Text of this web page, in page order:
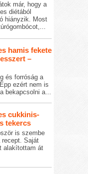
már, hogy a
diétából
hiányzik. Most
hamis fekete
–
és forróság a
ezért nem is
bekapcsolni a...
cukkinis-
tekercs
is szembe
Saját
alakítottam át